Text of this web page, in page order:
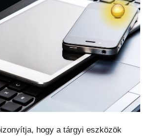
hogy a tárgyi eszközök